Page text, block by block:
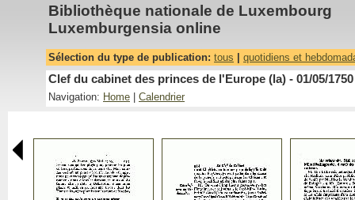
Bibliothèque nationale de Luxembourg
Luxemburgensia online
Sélection du type de publication: tous quotidiens et
Clef du cabinet des princes de l'Europe (la) - 01/05/1750
Navigation: Home Calendrier